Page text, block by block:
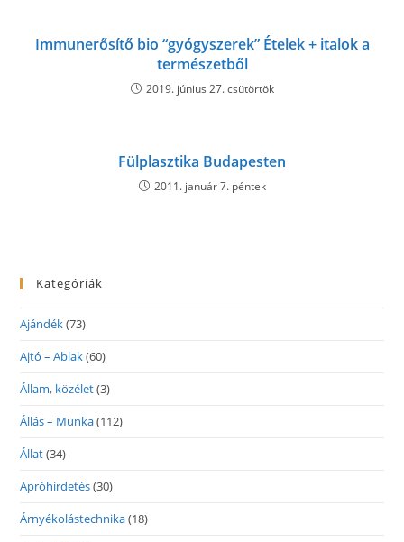
Immunerősítő bio “gyógyszerek” Ételek + italok a
természetből
2019. június 27. csütörtök
Fülplasztika Budapesten
2011. január 7. péntek
Kategóriák
Ajándék(73)
Ajtó – Ablak(60)
Állam, közélet(3)
Állás – Munka(112)
Állat(34)
Apróhirdetés(30)
Árnyékolástechnika(18)